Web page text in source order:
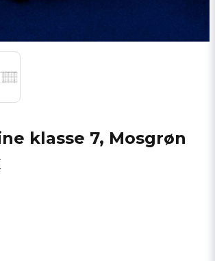
klasse 7, Mosgrøn